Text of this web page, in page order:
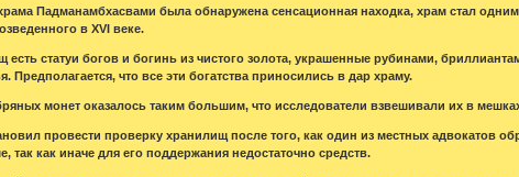
Падманамбхасвами была обнаружена сенсационная находка, храм стал
в XVI веке.
статуи богов и богинь из чистого золота, украшенные рубинами,
что все эти богатства приносились в дар храму.
монет оказалось таким большим, что исследователи взвешивали их в
провести проверку хранилищ после того, как один из местных адвокатов
так как иначе для его поддержания недостаточно средств.